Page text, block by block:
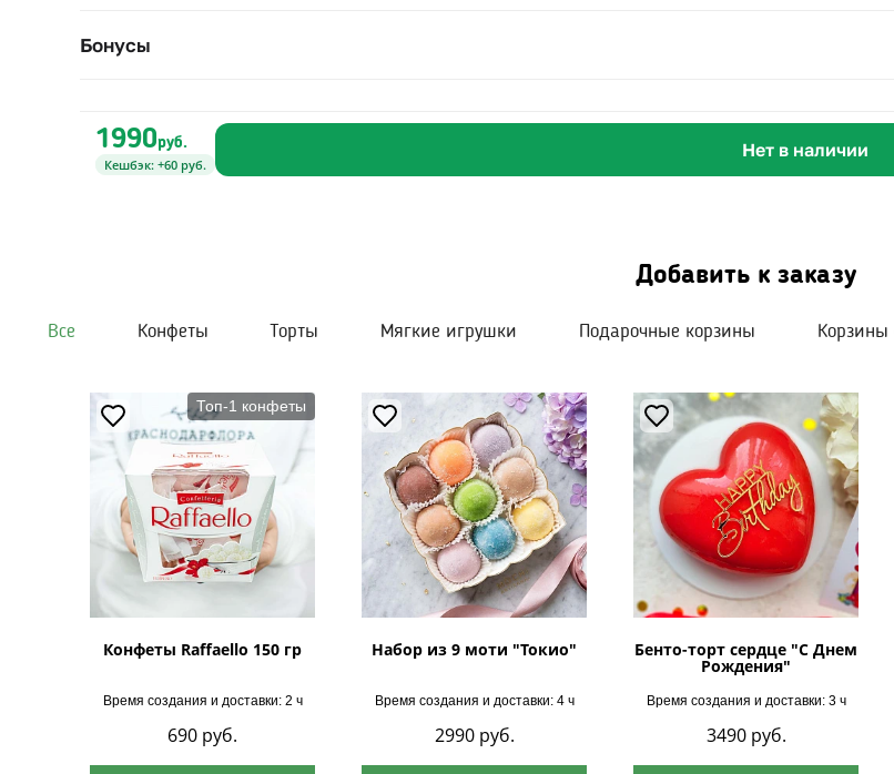
Бонусы
1990руб.
Кешбэк: +60 руб.
Нет в наличии
Добавить к заказу
Все Конфеты Торты Мягкие игрушки Подарочные корзины Корзины
Топ-1 конфеты
Конфеты Raffaello 150 гр
Время создания и доставки: 2 ч
690 руб.
Набор из 9 моти "Токио"
Время создания и доставки: 4 ч
2990 руб.
Бенто-торт сердце "С Днем
Рождения"
Время создания и доставки: 3 ч
3490 руб.